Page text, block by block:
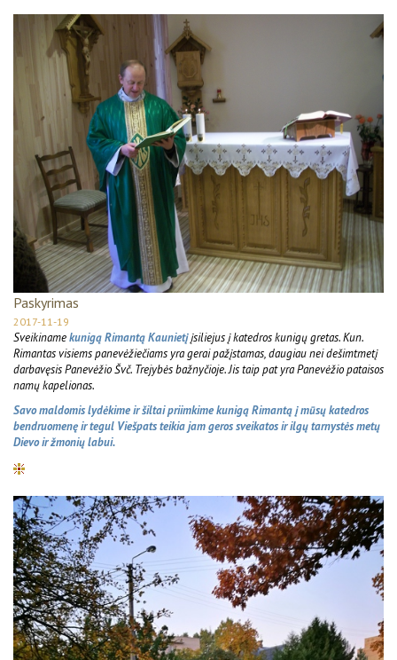
Paskyrimas
2017-11-19
Sveikinamekunigą Rimantą Kaunietįįsiliejus į katedros kunigų gretas. Kun.
Rimantas visiems panevėžiečiams yra gerai pažįstamas, daugiau nei dešimtmetį
darbavęsis Panevėžio Švč. Trejybės bažnyčioje. Jis taip pat yra Panevėžio pataisos
namų kapelionas.
Savo maldomis lydėkime ir šiltai priimkime kunigą Rimantą į mūsų katedros
bendruomenę ir tegul Viešpats teikia jam geros sveikatos ir ilgų tarnystės metų
Dievo ir žmonių labui.